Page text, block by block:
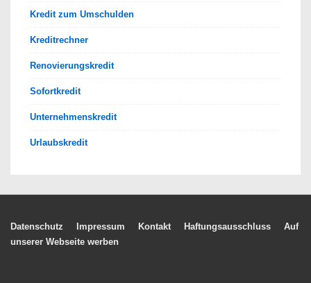
Kredit zum Umschulden
Kreditrechner
Renovierungskredit
Sofortkredit
Unternehmenskredit
Urlaubskredit
Footer-
Datenschutz Impressum Kontakt Haftungsausschluss
Auf
unserer Webseite werben